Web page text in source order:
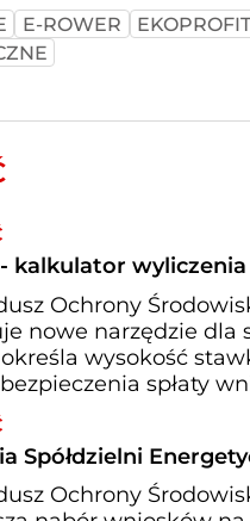
E-ROWER
kalkulator
Ochrony
nowe narzędzie dla
wysokość
spłaty
Spółdzielni
Ochrony